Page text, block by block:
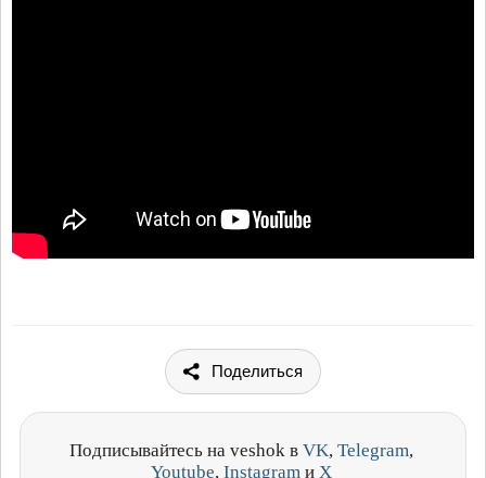
Поделиться
Подписывайтесь на veshok в VK, Telegram,
Youtube, Instagram и X